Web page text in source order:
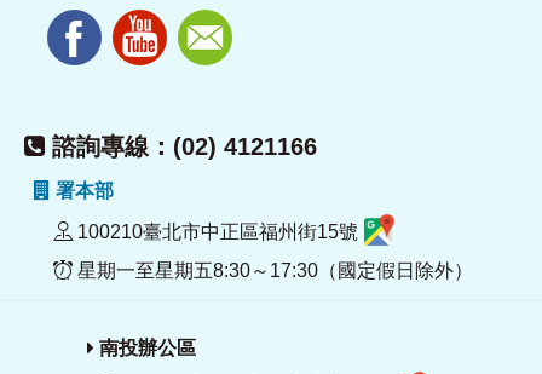
諮詢專線：(02) 4121166
署本部
100210臺北市中正區福州街15號
星期一至星期五8:30～17:30（國定假日除外）
南投辦公區